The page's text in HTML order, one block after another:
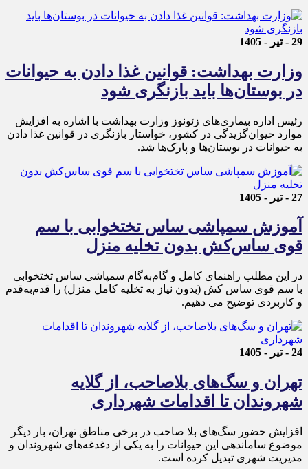
29 - تیر - 1405
وزارت بهداشت: قوانین غذا دادن به حیوانات
در بوستان‌ها باید بازنگری شود
رئیس اداره بیماری‌های زئونوز وزارت بهداشت با اشاره به افزایش
موارد حیوان‌گزیدگی در کشور، خواستار بازنگری در قوانین غذا دادن
به حیوانات در بوستان‌ها و پارک‌ها شد.
27 - تیر - 1405
آموزش سمپاشی ساس تختخوابی با سم
قوی ساس‌کش بدون تخلیه منزل
در این مطلب راهنمای کامل و گام‌به‌گام سمپاشی ساس تختخوابی
با سم قوی ساس ‌کش (بدون نیاز به تخلیه کامل منزل) را قدم‌به‌قدم
و کاربردی توضیح می دهیم.
24 - تیر - 1405
تهران و سگ‌های بلاصاحب، از گلایه
شهروندان تا اقدامات شهرداری
افزایش حضور سگ‌های بلا صاحب در برخی مناطق تهران، بار دیگر
موضوع ساماندهی این حیوانات را به یکی از دغدغه‌های شهروندان و
مدیریت شهری تبدیل کرده است.